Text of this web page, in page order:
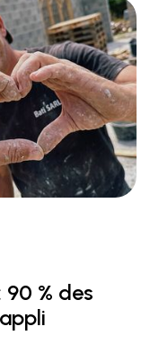
% des